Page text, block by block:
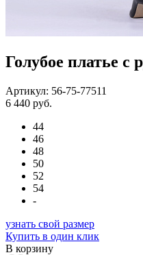
Голубое платье с
Артикул: 56-75-77511
6 440 руб.
44
46
48
50
52
54
-
узнать свой размер
Купить в один клик
В корзину